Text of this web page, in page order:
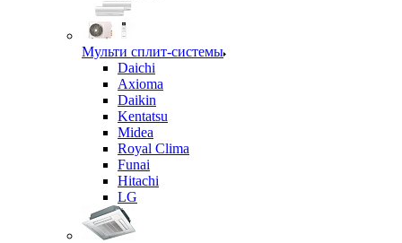
Мульти сплит-системы
Daichi
Axioma
Daikin
Kentatsu
Midea
Royal Clima
Funai
Hitachi
LG